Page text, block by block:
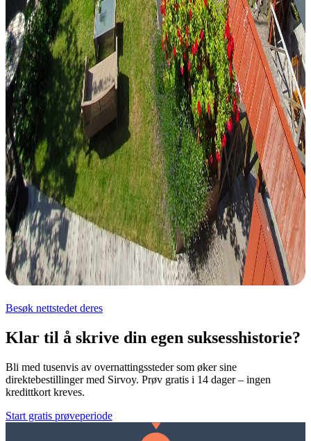
Besøk nettstedet deres
Klar til å skrive din egen suksesshistorie?
Bli med tusenvis av overnattingssteder som øker sine
direktebestillinger med Sirvoy. Prøv gratis i 14 dager – ingen
kredittkort kreves.
Start gratis prøveperiode